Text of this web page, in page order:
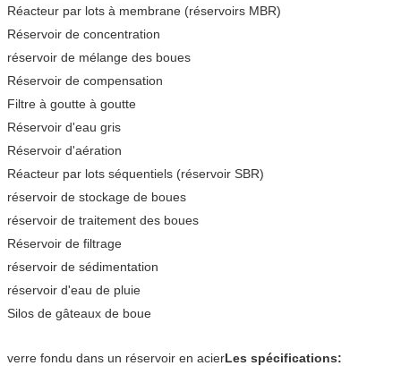
Réacteur par lots à membrane (réservoirs MBR)
Réservoir de concentration
réservoir de mélange des boues
Réservoir de compensation
Filtre à goutte à goutte
Réservoir d'eau gris
Réservoir d'aération
Réacteur par lots séquentiels (réservoir SBR)
réservoir de stockage de boues
réservoir de traitement des boues
Réservoir de filtrage
réservoir de sédimentation
réservoir d'eau de pluie
Silos de gâteaux de boue
verre fondu dans un réservoir en acierLes spécifications: